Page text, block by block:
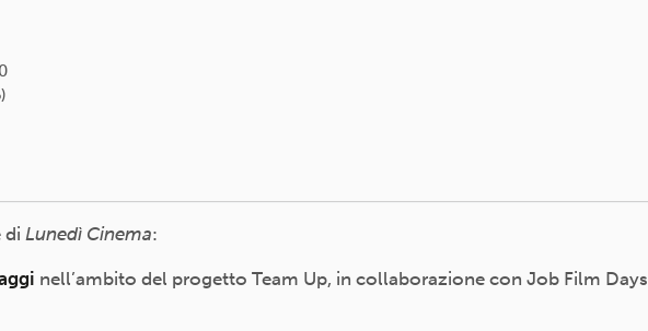
di Lunedì Cinema:
nell’ambito del progetto Team Up, in collaborazione con Job Film Days